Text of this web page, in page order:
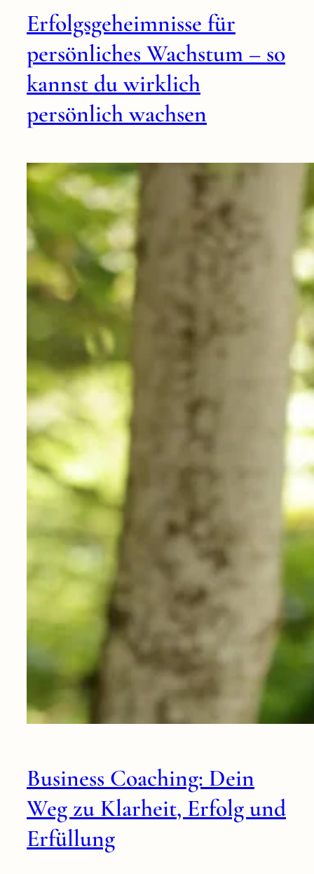
Erfolgsgeheimnisse für
persönliches Wachstum – so
kannst du wirklich
persönlich wachsen
Business Coaching: Dein
Weg zu Klarheit, Erfolg und
Erfüllung